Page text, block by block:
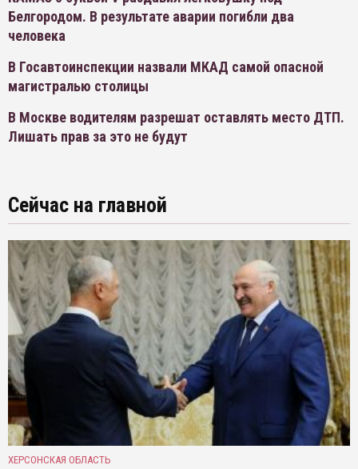
Белгородом. В результате аварии погибли два
человека
В Госавтоинспекции назвали МКАД самой опасной
магистралью столицы
В Москве водителям разрешат оставлять место ДТП.
Лишать прав за это не будут
Сейчас на главной
ХЕРСОНСКАЯ ОБЛАСТЬ